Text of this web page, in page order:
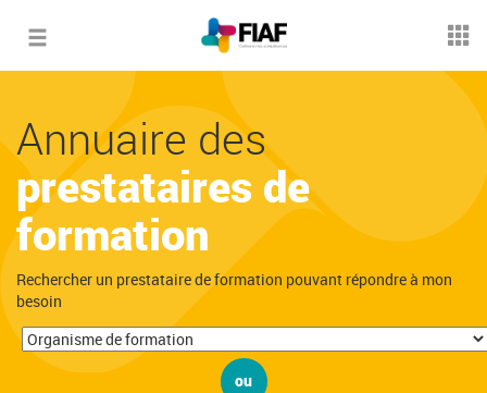
Toggle
Annuaire des
prestataires de
formation
Rechercher un prestataire de formation pouvant répondre à mon
besoin
ou